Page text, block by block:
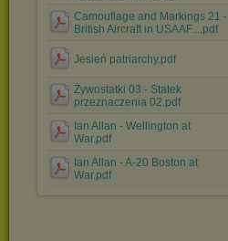
Camouflage and Markings 21 -
British Aircraft in USAAF....pdf
Jesień patriarchy.pdf
Żywostatki 03 - Statek
przeznaczenia 02.pdf
Ian Allan - Wellington at
War.pdf
Ian Allan - A-20 Boston at
War.pdf